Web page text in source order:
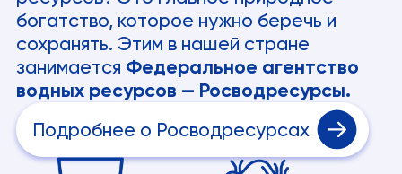
богатство, которое нужно беречь и
сохранять. Этим в нашей стране
занимается Федеральное агентство
водных ресурсов — Росводресурсы.
Подробнее о Росводресурсах